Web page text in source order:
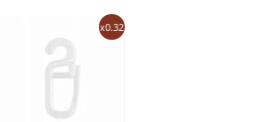
x0.32